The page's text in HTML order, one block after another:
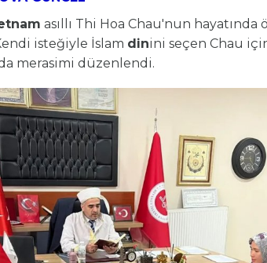
asıllı Thi Hoa Chau'nun
isteğiyle İslam dinini seçen Chau
merasimi düzenlendi.